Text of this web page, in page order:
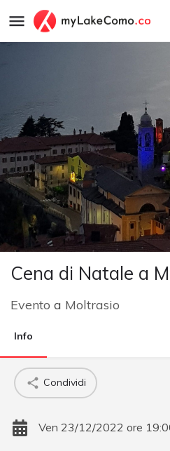
Cena di Natale a
Evento a Moltrasio
Info
Condividi
Ven 23/12/2022 ore